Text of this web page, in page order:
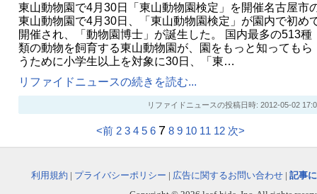
東山動物園で4月30日「東山動物園検定」を開催名古屋市
東山動物園で4月30日、「東山動物園検定」が園内で初め
開催され、「動物園博士」が誕生した。 国内最多の513種
類の動物を飼育する東山動物園が、園をもっと知ってもら
うために小学生以上を対象に30日、「東…
リファイドニュースの続きを読む...
リファイドニュースの投稿日時: 2012-05-02
<前 2 3 4 5 6 7 8 9 10 11 12 次>
利用規約 | プライバシーポリシー | 広告に関するお問い合わせ | 記事